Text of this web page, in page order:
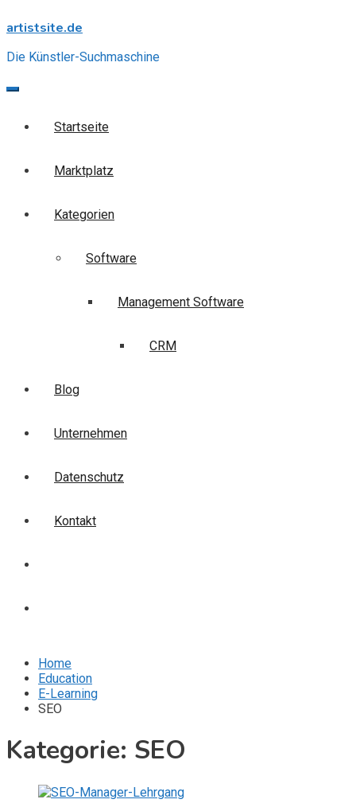
to
artistsite.de
Die Künstler-Suchmaschine
Startseite
Marktplatz
Kategorien
Software
Management Software
CRM
Blog
Unternehmen
Datenschutz
Kontakt
Home
Education
E-Learning
SEO
Kategorie: SEO